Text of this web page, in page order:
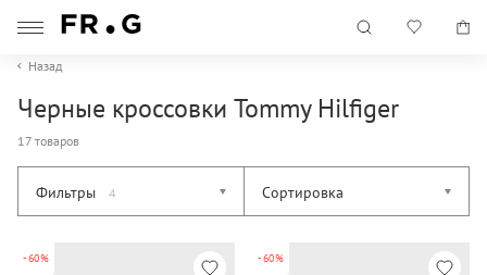
Назад
Черные кроссовки Tommy Hilfiger
17 товаров
Фильтры 4 Сортировка
-60% -60%